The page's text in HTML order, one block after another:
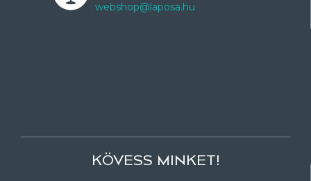
webshop@laposa.hu
KÖVESS MINKET!